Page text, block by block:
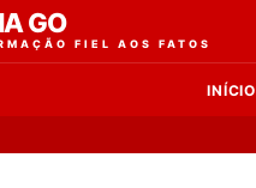
GO
FIEL AOS FATOS
INÍCIO